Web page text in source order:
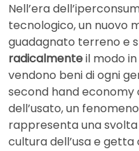
Nell’era
tecnologico, un nuovo
guadagnato terreno e
radicalmenteil modo
vendono beni di ogni
second hand
dell’usato, un
rappresenta una
cultura dell’usa e